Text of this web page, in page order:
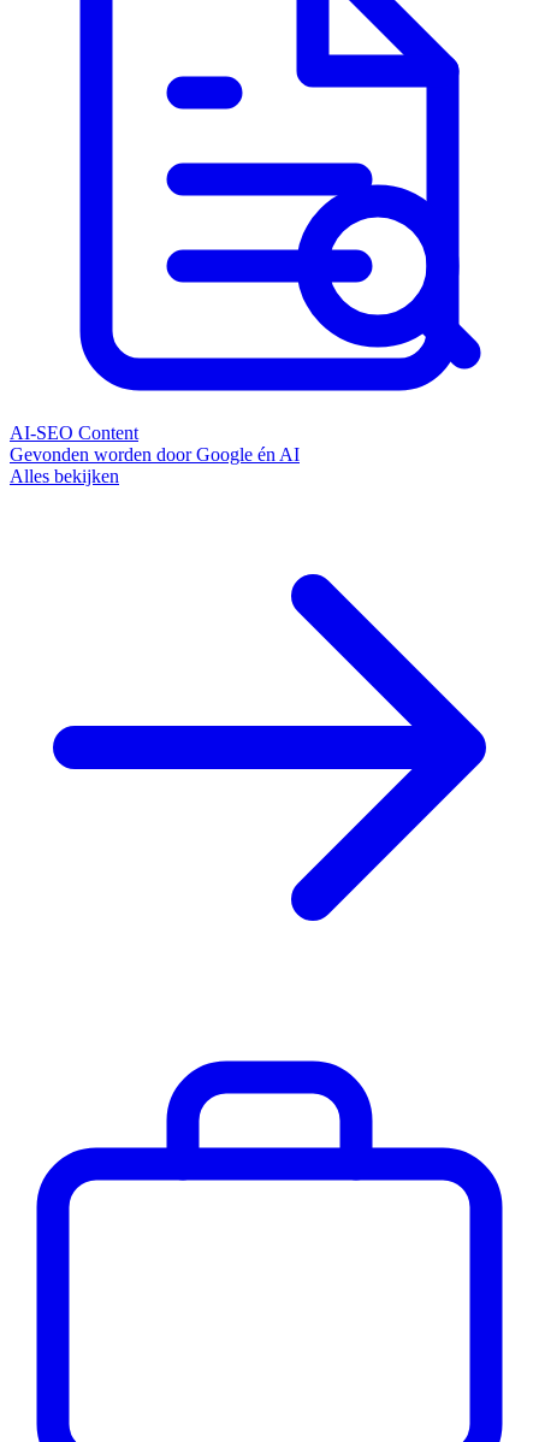
AI-SEO Content
Gevonden worden door Google én AI
Alles bekijken